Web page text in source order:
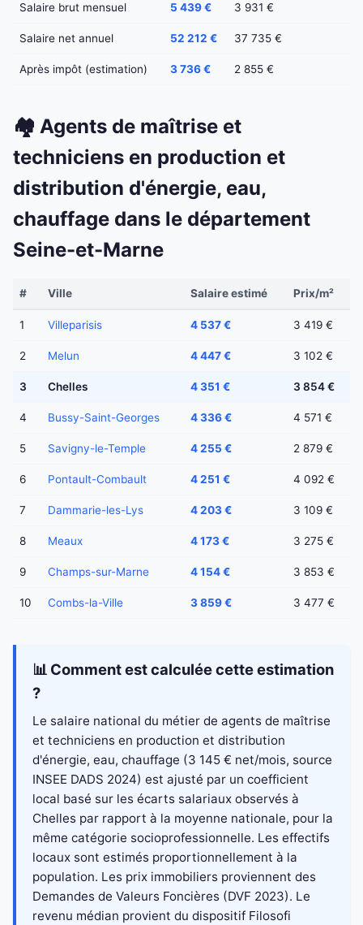
Salaire brut mensuel 5 439 € 3 931 €
Salaire net annuel 52 212 € 37 735 €
Après impôt (estimation) 3 736 € 2 855 €
🏘️ Agents de maîtrise et
techniciens en production et
distribution d'énergie, eau,
chauffage dans le département
Seine-et-Marne
# Ville Salaire estimé Prix/m²
1 Villeparisis 4 537 € 3 419 €
2 Melun 4 447 € 3 102 €
3 Chelles 4 351 € 3 854 €
4 Bussy-Saint-Georges 4 336 € 4 571 €
5 Savigny-le-Temple 4 255 € 2 879 €
6 Pontault-Combault 4 251 € 4 092 €
7 Dammarie-les-Lys 4 203 € 3 109 €
8 Meaux 4 173 € 3 275 €
9 Champs-sur-Marne 4 154 € 3 853 €
10 Combs-la-Ville 3 859 € 3 477 €
📊 Comment est calculée cette estimation
?
Le salaire national du métier de agents de maîtrise
et techniciens en production et distribution
d'énergie, eau, chauffage (3 145 € net/mois, source
INSEE DADS 2024) est ajusté par un coefficient
local basé sur les écarts salariaux observés à
Chelles par rapport à la moyenne nationale, pour la
même catégorie socioprofessionnelle. Les effectifs
locaux sont estimés proportionnellement à la
population. Les prix immobiliers proviennent des
Demandes de Valeurs Foncières (DVF 2023). Le
revenu médian provient du dispositif Filosofi